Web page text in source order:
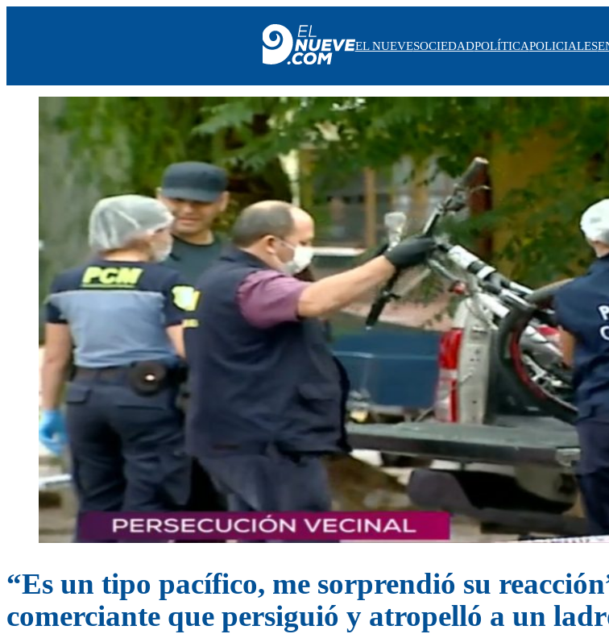
EL NUEVE
SOCIEDAD
POLÍTICA
EL NUEVESOCIEDADPOLÍTICAPOLICIALES
“Es un tipo pacífico, me sorprendió su
comerciante que persiguió y atropelló a un